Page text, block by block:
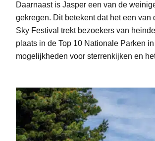
Daarnaast is Jasper een van de
gekregen. Dit betekent dat het een
Sky Festival trekt bezoekers van
plaats in de Top 10 Nationale Parken
mogelijkheden voor sterrenkijken en